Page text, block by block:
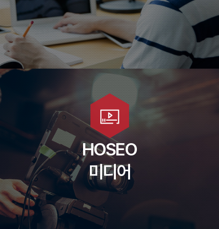
HOSEO
미디어
호서 TV
호서대신문사
HSBS교육방송국
인스타그램
페이스북